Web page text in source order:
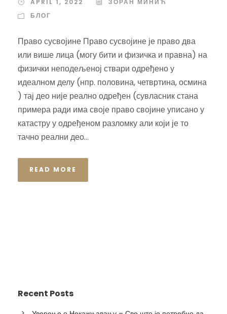
БЛОГ
Право сусвојине Право сусвојине је право два
или више лица (могу бити и физичка и правна) на
физички неподељеној ствари одређено у
идеалном делу (нпр. половина, четвртина, осмина
) тај део није реално одређен (сувласник стана
примера ради има своје право својине уписано у
катастру у одређеном разломку али који је то
тачно реални део...
READ MORE
Recent Posts